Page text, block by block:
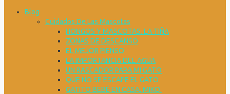
Blog
Cuidados De Las Mascotas
HONGOS Y MASCOTAS. LA TIÑA
ZONAS DE DESCANSO
EL MEJOR PIENSO
LA IMPORTANCIA DEL AGUA
UN RASCADOR PARA MI GATO
QUE NO SE ESCAPE EL GATO
GATITO BEBÉ EN CASA. MIKO.